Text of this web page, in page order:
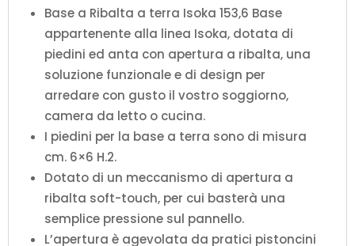
Base a Ribalta a terra Isoka 153,6 Base
appartenente alla linea Isoka, dotata di
piedini ed anta con apertura a ribalta, una
soluzione funzionale e di design per
arredare con gusto il vostro soggiorno,
camera da letto o cucina.
I piedini per la base a terra sono di misura
cm. 6×6 H.2.
Dotato di un meccanismo di apertura a
ribalta soft-touch, per cui basterà una
semplice pressione sul pannello.
L’apertura è agevolata da pratici pistoncini